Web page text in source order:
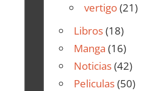
vertigo(21)
Libros(18)
Manga (16)
Noticias(42)
Peliculas(50)